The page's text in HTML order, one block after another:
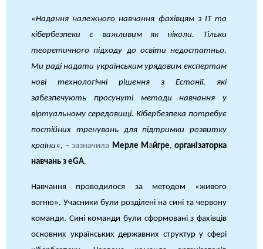
«Надання належного навчання фахівцям з ІТ та
кібербезпеки є важливим як ніколи. Тільки
теоретичного підходу до освіти недостатньо.
Ми раді надати українським урядовим експертам
нові технологічні рішення з Естонії, які
забезпечують просунуті методи навчання у
віртуальному середовищі. Кібербезпека потребує
постійних тренувань для підтримки розвитку
країни», – зазначила Мерле Майгре,організаторка
навчань з eGA.
Навчання проводилося за методом «живого
вогню». Учасники були розділені на сині та червону
команди. Сині команди були сформовані з фахівців
основних українських державних структур у сфері